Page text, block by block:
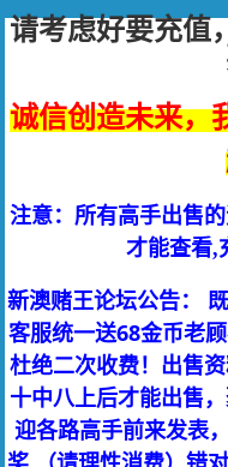
请考虑好要充值
诚信创造未来，
注意：所有高手出售
才能查看,
新澳赌王论坛公告：
客服统一送68金币老
杜绝二次收费！出售
十中八上后才能出售
迎各路高手前来发表